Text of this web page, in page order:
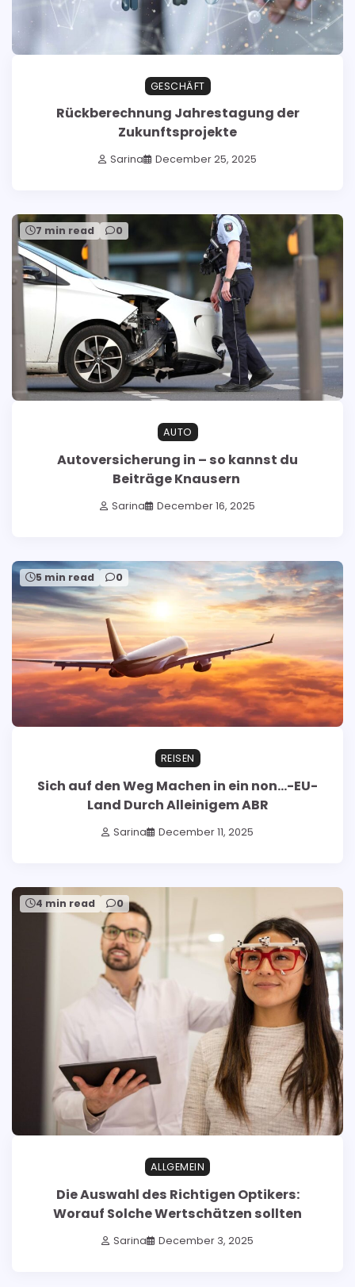
GESCHÄFT
Rückberechnung Jahrestagung der
Zukunftsprojekte
Sarina December 25, 2025
7 min read 0
AUTO
Autoversicherung in – so kannst du
Beiträge Knausern
Sarina December 16, 2025
5 min read 0
REISEN
Sich auf den Weg Machen in ein non…-EU-
Land Durch Alleinigem ABR
Sarina December 11, 2025
4 min read 0
ALLGEMEIN
Die Auswahl des Richtigen Optikers:
Worauf Solche Wertschätzen sollten
Sarina December 3, 2025